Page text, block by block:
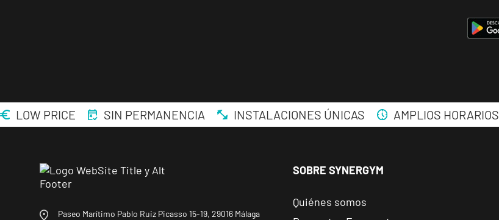
Málaga Los Tilos
LOW PRICE SIN PERMANENCIA INSTALACIONES ÚNICAS AMPLIOS HORARIOS
Paseo Marítimo Pablo Ruiz Picasso 15-19, 29016 Málaga
SOBRE SYNERGYM
Quiénes somos